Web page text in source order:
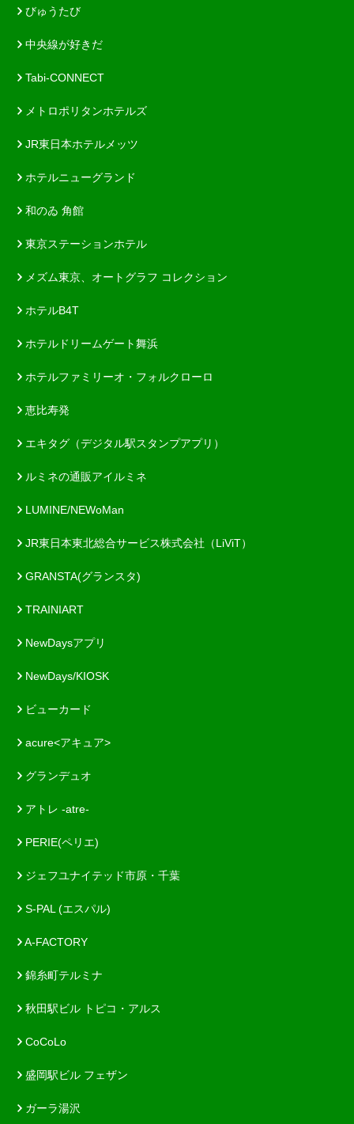
びゅうたび
中央線が好きだ
Tabi-CONNECT
メトロポリタンホテルズ
JR東日本ホテルメッツ
ホテルニューグランド
和のゐ 角館
東京ステーションホテル
メズム東京、オートグラフ コレクション
ホテルB4T
ホテルドリームゲート舞浜
ホテルファミリーオ・フォルクローロ
恵比寿発
エキタグ（デジタル駅スタンプアプリ）
ルミネの通販アイルミネ
LUMINE/NEWoMan
JR東日本東北総合サービス株式会社（LiViT）
GRANSTA(グランスタ)
TRAINIART
NewDaysアプリ
NewDays/KIOSK
ビューカード
acure<アキュア>
グランデュオ
アトレ -atre-
PERIE(ペリエ)
ジェフユナイテッド市原・千葉
S-PAL (エスパル)
A-FACTORY
錦糸町テルミナ
秋田駅ビル トピコ・アルス
CoCoLo
盛岡駅ビル フェザン
ガーラ湯沢